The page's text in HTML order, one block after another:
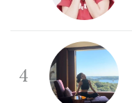
4